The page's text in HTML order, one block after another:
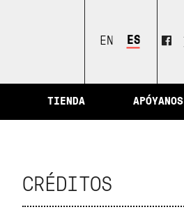
ENGLISHESPAÑOL
TIENDA APÓYANOS
CRÉDITOS